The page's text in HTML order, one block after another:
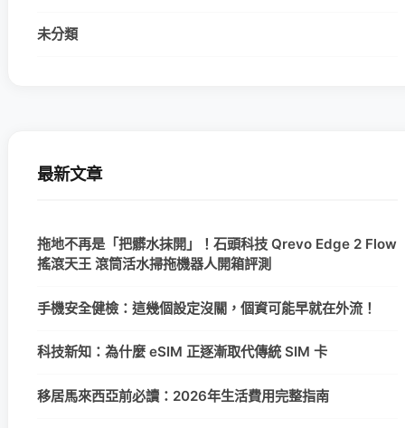
未分類
最新文章
拖地不再是「把髒水抹開」！石頭科技 Qrevo Edge 2 Flow
搖滾天王 滾筒活水掃拖機器人開箱評測
手機安全健檢：這幾個設定沒關，個資可能早就在外流！
科技新知：為什麼 eSIM 正逐漸取代傳統 SIM 卡
移居馬來西亞前必讀：2026年生活費用完整指南